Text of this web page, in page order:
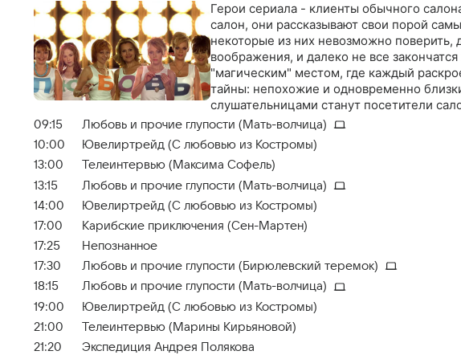
Герои сериала - клиенты обычного
салон, они рассказывают свои порой
некоторые из них невозможно
воображения, и далеко не все
"магическим" местом, где каждый
тайны: непохожие и одновременно
слушательницами станут посетители
09:15
Любовь и прочие глупости (Мать-волчица)
10:00
Ювелиртрейд (С любовью из Костромы)
13:00
Телеинтервью (Максима Софель)
13:15
Любовь и прочие глупости (Мать-волчица)
14:00
Ювелиртрейд (С любовью из Костромы)
17:00
Карибские приключения (Сен-Мартен)
17:25
Непознанное
17:30
Любовь и прочие глупости (Бирюлевский теремок)
18:15
Любовь и прочие глупости (Мать-волчица)
19:00
Ювелиртрейд (С любовью из Костромы)
21:00
Телеинтервью (Марины Кирьяновой)
21:20
Экспедиция Андрея Полякова